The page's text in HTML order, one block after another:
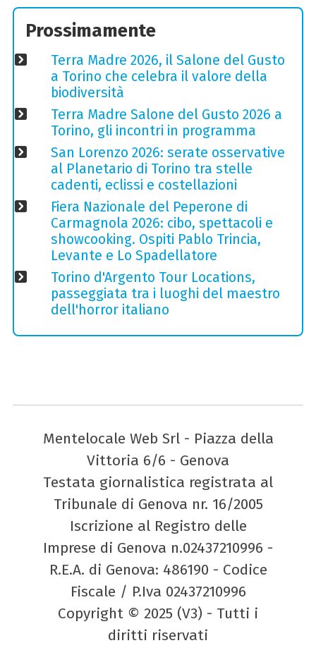
Prossimamente
Terra Madre 2026, il Salone del Gusto
a Torino che celebra il valore della
biodiversità
Terra Madre Salone del Gusto 2026 a
Torino, gli incontri in programma
San Lorenzo 2026: serate osservative
al Planetario di Torino tra stelle
cadenti, eclissi e costellazioni
Fiera Nazionale del Peperone di
Carmagnola 2026: cibo, spettacoli e
showcooking. Ospiti Pablo Trincia,
Levante e Lo Spadellatore
Torino d'Argento Tour Locations,
passeggiata tra i luoghi del maestro
dell'horror italiano
Mentelocale Web Srl - Piazza della
Vittoria 6/6 - Genova
Testata giornalistica registrata al
Tribunale di Genova nr. 16/2005
Iscrizione al Registro delle
Imprese di Genova n.02437210996 -
R.E.A. di Genova: 486190 - Codice
Fiscale / P.Iva 02437210996
Copyright © 2025 (V3) - Tutti i
diritti riservati